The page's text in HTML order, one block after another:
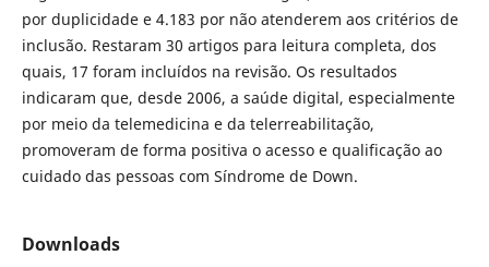
por duplicidade e 4.183 por não atenderem aos critérios de
inclusão. Restaram 30 artigos para leitura completa, dos
quais, 17 foram incluídos na revisão. Os resultados
indicaram que, desde 2006, a saúde digital, especialmente
por meio da telemedicina e da telerreabilitação,
promoveram de forma positiva o acesso e qualificação ao
cuidado das pessoas com Síndrome de Down.
Downloads